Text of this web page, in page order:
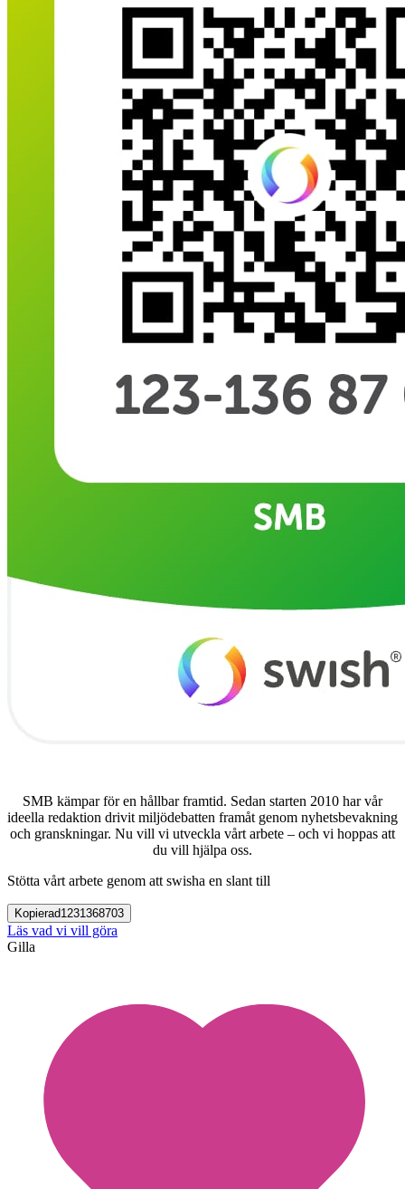
SMB kämpar för en hållbar framtid. Sedan starten 2010 har vår
ideella redaktion drivit miljödebatten framåt genom nyhetsbevakning
och granskningar. Nu vill vi utveckla vårt arbete – och vi hoppas att
du vill hjälpa oss.
Stötta vårt arbete genom att swisha en slant till
Kopierad1231368703
Läs vad vi vill göra
Gilla